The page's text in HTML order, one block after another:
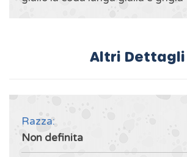
Altri Dettagli
Razza:
Non definita